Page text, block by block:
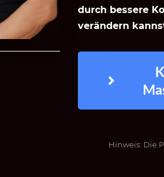
durch bessere
verändern
Hinweis: Die